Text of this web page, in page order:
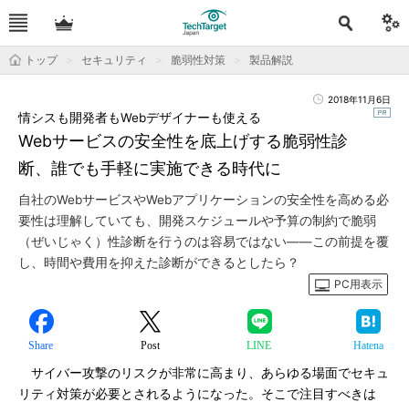
トップ セキュリティ 脆弱性対策 製品解説
2018年11月6日
Webサービスの安全性を底上げする脆弱性診
断、誰でも手軽に実施できる時代に
情シスも開発者もWebデザイナーも使える
自社のWebサービスやWebアプリケーションの安全性を高める必
要性は理解していても、開発スケジュールや予算の制約で脆弱
（ぜいじゃく）性診断を行うのは容易ではない――この前提を覆
し、時間や費用を抑えた診断ができるとしたら？
PC用表示
Share Post LINE Hatena
サイバー攻撃のリスクが非常に高まり、あらゆる場面でセキュ
リティ対策が必要とされるようになった。そこで注目すべきは